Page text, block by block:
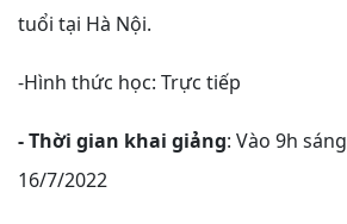
Mầm
Cộng
giá
tuổi tại Hà Nội.
-Hình thức học: Trực tiếp
- Thời gian khai giảng: Vào 9h
16/7/2022